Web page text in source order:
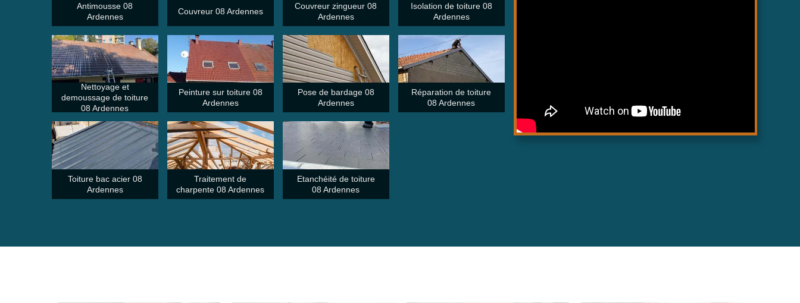
Antimousse 08
Ardennes
Couvreur 08 Ardennes
Couvreur zingueur 08
Ardennes
Isolation de toiture 08
Ardennes
Nettoyage et
demoussage de toiture
08 Ardennes
Peinture sur toiture 08
Ardennes
Pose de bardage 08
Ardennes
Réparation de toiture
08 Ardennes
Toiture bac acier 08
Ardennes
Traitement de
charpente 08 Ardennes
Etanchéité de toiture
08 Ardennes